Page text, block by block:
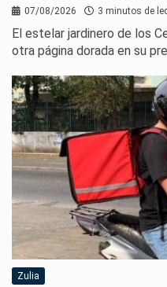
07/08/2026 3 minutos de
El estelar jardinero de los
otra página dorada en su
Zulia